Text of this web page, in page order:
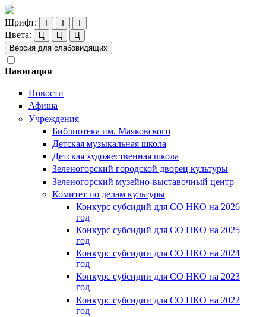
Шрифт: Т Т Т
Цвета: Ц Ц
Ц
Версия для слабовидящих
Навигация
Новости
Афиша
Учреждения
Библиотека им. Маяковского
Детская музыкальная школа
Детская художественная школа
Зеленогорский городской дворец культуры
Зеленогорский музейно-выставочный центр
Комитет по делам культуры
Конкурс субсидий для СО НКО на 2026
год
Конкурс субсидий для СО НКО на 2025
год
Конкурс субсидии для СО НКО на 2024
год
Конкурс субсидии для СО НКО на 2023
год
Конкурс субсидии для СО НКО на 2022
год